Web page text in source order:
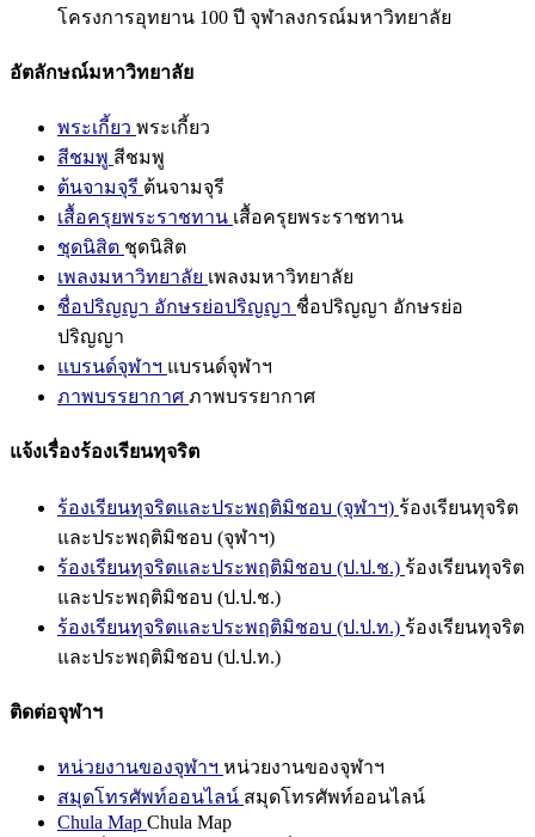
โครงการอุทยาน 100 ปี จุฬาลงกรณ์มหาวิทยาลัย
อัตลักษณ์มหาวิทยาลัย
พระเกี้ยว พระเกี้ยว
สีชมพู สีชมพู
ต้นจามจุรี ต้นจามจุรี
เสื้อครุยพระราชทาน เสื้อครุยพระราชทาน
ชุดนิสิต ชุดนิสิต
เพลงมหาวิทยาลัย เพลงมหาวิทยาลัย
ชื่อปริญญา อักษรย่อปริญญา ชื่อปริญญา อักษรย่อ
ปริญญา
แบรนด์จุฬาฯ แบรนด์จุฬาฯ
ภาพบรรยากาศ ภาพบรรยากาศ
แจ้งเรื่องร้องเรียนทุจริต
ร้องเรียนทุจริตและประพฤติมิชอบ (จุฬาฯ) ร้องเรียนทุจริต
และประพฤติมิชอบ (จุฬาฯ)
ร้องเรียนทุจริตและประพฤติมิชอบ (ป.ป.ช.) ร้องเรียนทุจริต
และประพฤติมิชอบ (ป.ป.ช.)
ร้องเรียนทุจริตและประพฤติมิชอบ (ป.ป.ท.) ร้องเรียนทุจริต
และประพฤติมิชอบ (ป.ป.ท.)
ติดต่อจุฬาฯ
หน่วยงานของจุฬาฯ หน่วยงานของจุฬาฯ
สมุดโทรศัพท์ออนไลน์ สมุดโทรศัพท์ออนไลน์
Chula Map Chula Map